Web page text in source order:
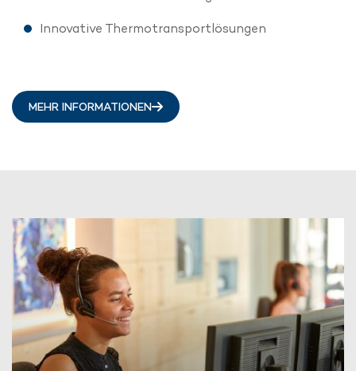
Innovative Thermotransportlösungen
MEHR INFORMATIONEN